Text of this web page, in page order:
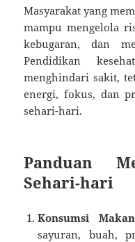
Masyarakat yang
mampu mengelola
kebugaran, dan
Pendidikan
menghindari sakit,
energi, fokus, dan
sehari-hari.
Panduan
Sehari-hari
Konsumsi
sayuran, buah,